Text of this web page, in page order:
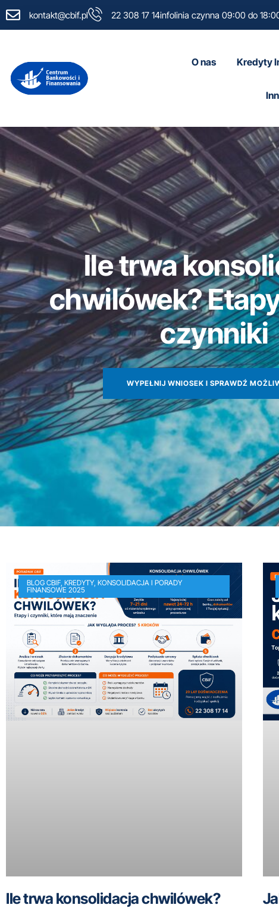
kontakt@cbif.pl 22 308 17 14infolinia czynna 09:00 do
O nas Kredyty
Ile trwa
chwilówek?
czynniki
WYPEŁNIJ WNIOSEK I SPRAWDŹ
BLOG CBIF, KREDYTY, KONSOLIDACJA I PORADY
FINANSOWE 2025
Ile trwa konsolidacja chwilówek?